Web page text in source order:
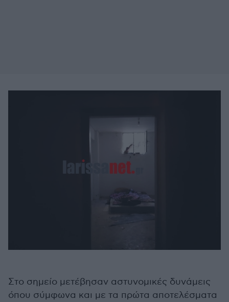
Στο σημείο μετέβησαν αστυνομικές δυνάμεις
όπου σύμφωνα και με τα πρώτα αποτελέσματα